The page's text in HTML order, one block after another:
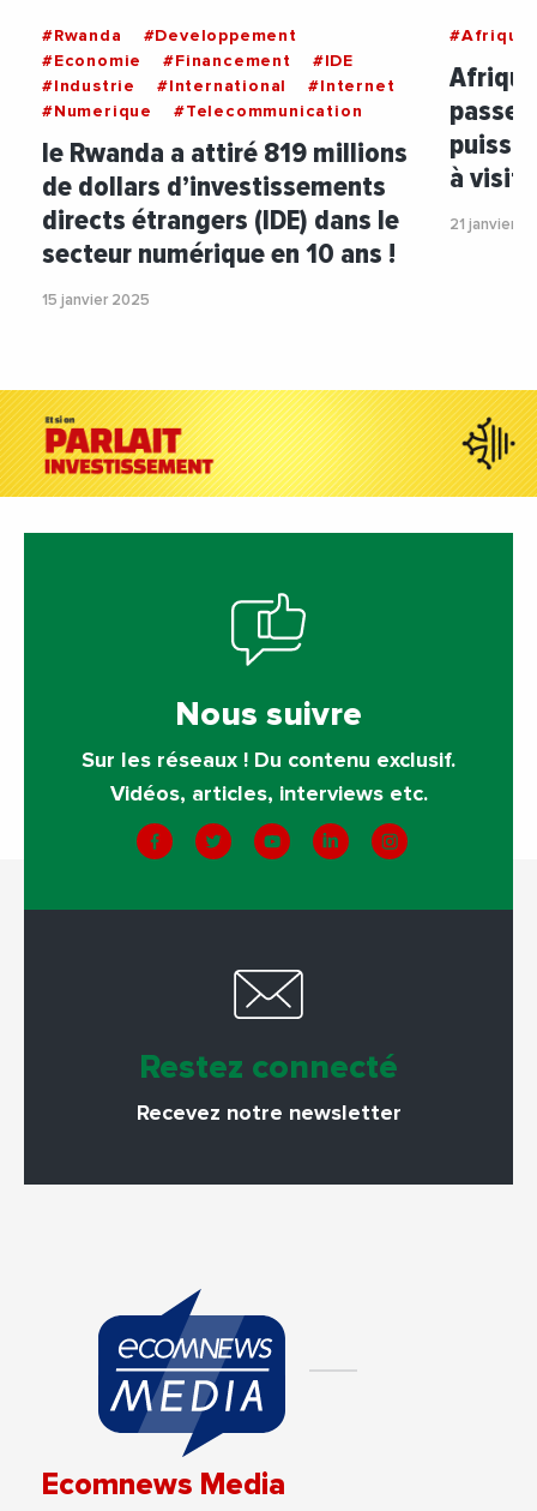
#Rwanda
#Developpement
#Economie
#Financement
#IDE
#Industrie
#International
#Internet
#Numerique
#Telecommunication
le Rwanda a attiré 819 millions
de dollars d’investissements
directs étrangers (IDE) dans le
secteur numérique en 10 ans !
15 janvier 2025
#Afrique
à
21 janvier
Nous suivre
Sur les réseaux ! Du contenu exclusif.
Vidéos, articles, interviews etc.
Restez connecté
Recevez notre newsletter
Ecomnews Media